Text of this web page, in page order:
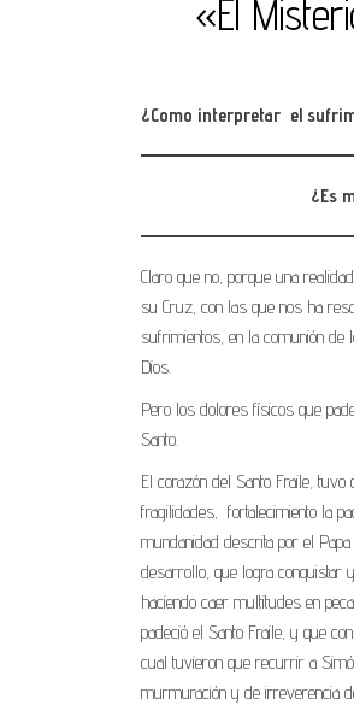
«El
¿Como interpretar el
¿Es
Claro que no, porque una
su Cruz, con las que nos ha
sufrimientos, en la comunión de
Dios.
Pero los dolores físicos que
Santo.
El corazón del Santo Fraile,
fragilidades, fortalecimiento la
mundanidad descrita por el
desarrollo, que logra conquistar
haciendo caer multitudes en
padeció el Santo Fraile, y que
cual tuvieron que recurrir a
murmuración y de irreverencia